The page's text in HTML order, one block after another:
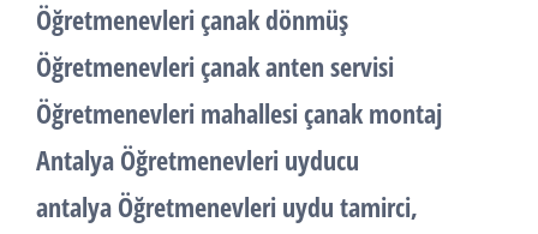
Öğretmenevleri çanak dönmüş
Öğretmenevleri çanak anten servisi
Öğretmenevleri mahallesi çanak montaj
Antalya Öğretmenevleri uyducu
antalya Öğretmenevleri uydu tamirci,